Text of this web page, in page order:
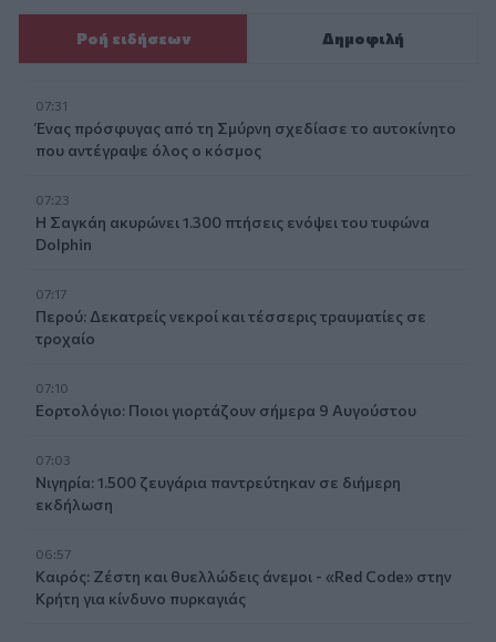
Ροή ειδήσεων Δημοφιλή
07:31
Ένας πρόσφυγας από τη Σμύρνη σχεδίασε το αυτοκίνητο
που αντέγραψε όλος ο κόσμος
07:23
Η Σαγκάη ακυρώνει 1.300 πτήσεις ενόψει του τυφώνα
Dolphin
07:17
Περού: Δεκατρείς νεκροί και τέσσερις τραυματίες σε
τροχαίο
07:10
Εορτολόγιο: Ποιοι γιορτάζουν σήμερα 9 Αυγούστου
07:03
Νιγηρία: 1.500 ζευγάρια παντρεύτηκαν σε διήμερη
εκδήλωση
06:57
Καιρός: Ζέστη και θυελλώδεις άνεμοι - «Red Code» στην
Κρήτη για κίνδυνο πυρκαγιάς